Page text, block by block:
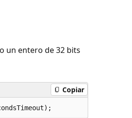
un entero de 32 bits
Copiar